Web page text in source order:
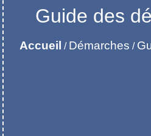
Guide des
Accueil / Démarches /